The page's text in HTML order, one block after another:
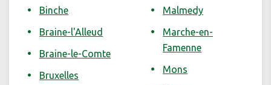
Binche
Braine-l'Alleud
Braine-le-Comte
Bruxelles
Malmedy
Marche-en-
Famenne
Mons